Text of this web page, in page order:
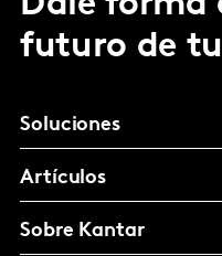
futuro de
Soluciones
Artículos
Sobre Kantar